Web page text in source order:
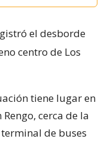
el desborde
centro de Los
tiene lugar en
cerca de la
de buses